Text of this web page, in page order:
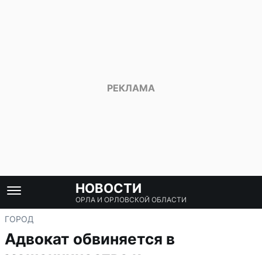
НОВОСТИ
ОРЛА И ОРЛОВСКОЙ ОБЛАСТИ
ГОРОД
Адвокат обвиняется в